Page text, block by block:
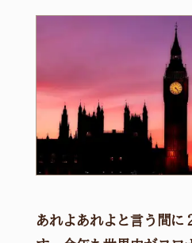
あれよあれよと言う間に